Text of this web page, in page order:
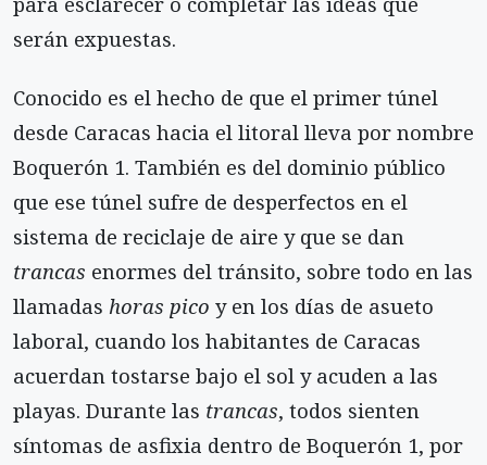
serán expuestas.
Conocido es el hecho de que el primer túnel
desde Caracas hacia el litoral lleva por nombre
Boquerón 1. También es del dominio público
que ese túnel sufre de desperfectos en el
sistema de reciclaje de aire y que se dan
trancas enormes del tránsito, sobre todo en las
llamadas horas pico y en los días de asueto
laboral, cuando los habitantes de Caracas
acuerdan tostarse bajo el sol y acuden a las
playas. Durante las trancas, todos sienten
síntomas de asfixia dentro de Boquerón 1, por